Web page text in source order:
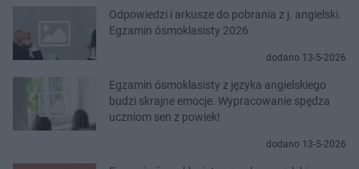
Odpowiedzi i arkusze do pobrania z j. angielski.
Egzamin ósmoklasisty 2026
dodano 13-5-2026
Egzamin ósmoklasisty z języka angielskiego
budzi skrajne emocje. Wypracowanie spędza
uczniom sen z powiek!
dodano 13-5-2026